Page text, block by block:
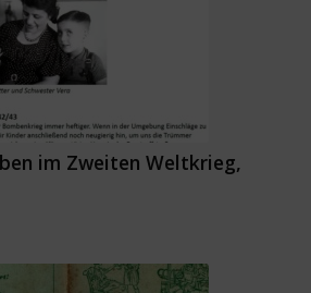
im Zweiten Weltkrieg,